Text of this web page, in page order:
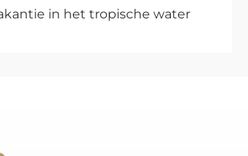
in het tropische water